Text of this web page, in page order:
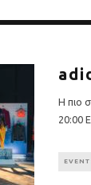
Η πιο
20:00